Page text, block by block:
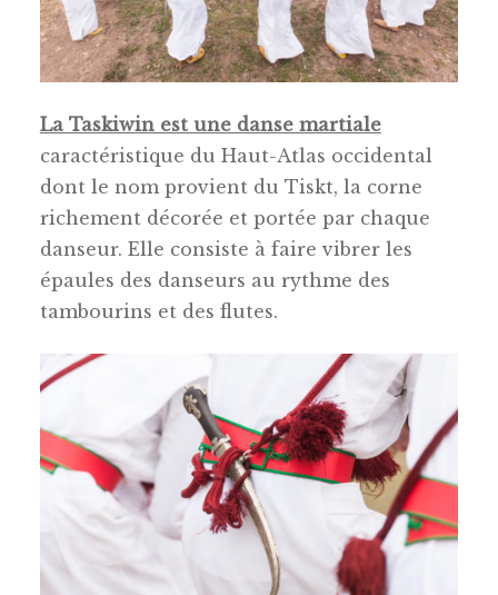
La Taskiwin est une danse martiale
caractéristique du Haut-Atlas occidental
dont le nom provient du Tiskt, la corne
richement décorée et portée par chaque
danseur. Elle consiste à faire vibrer les
épaules des danseurs au rythme des
tambourins et des flutes.